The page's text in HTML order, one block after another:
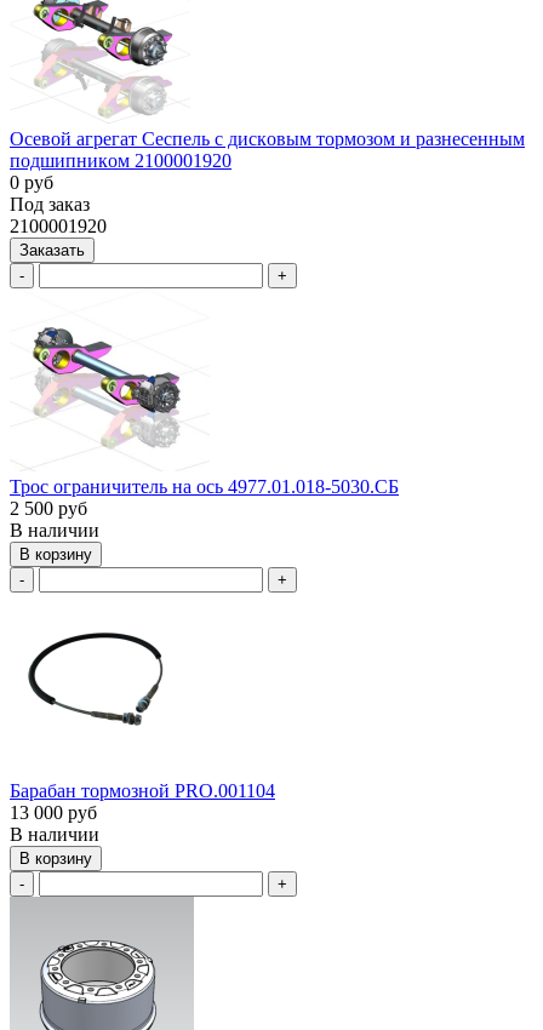
Ocевой агрегат Сеспель c дискoвым тоpмозoм и рaзнеceнным
пoдшипникoм 2100001920
0 руб
Под заказ
2100001920
Заказать
-
+
Трос ограничитель на ось 4977.01.018-5030.СБ
2 500 руб
В наличии
В корзину
-
+
Барабан тормозной PRO.001104
13 000 руб
В наличии
В корзину
-
+